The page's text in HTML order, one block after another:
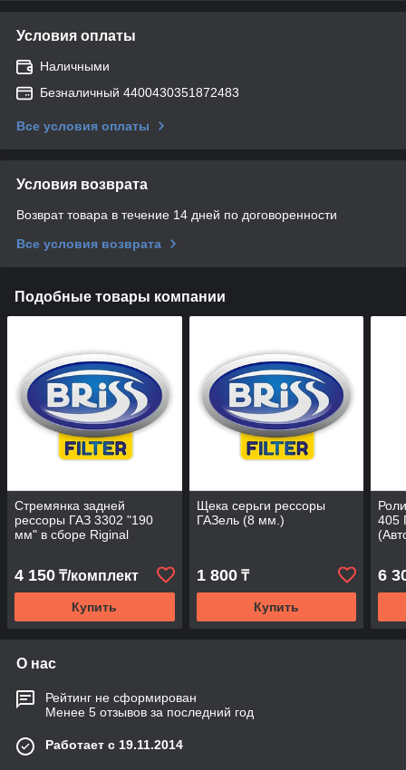
Условия оплаты
Наличными
Безналичный 4400430351872483
Все условия оплаты
Условия возврата
Возврат товара в течение 14 дней по договоренности
Все условия возврата
Подобные товары компании
Стремянка задней
рессоры ГАЗ 3302 "190
мм" в сборе Riginal
4 150 ₸/комплект
Купить
Щека серьги рессоры
ГАЗель (8 мм.)
1 800₸
Купить
405
6
О нас
Рейтинг не сформирован
Менее 5 отзывов за последний год
Работает с 19.11.2014